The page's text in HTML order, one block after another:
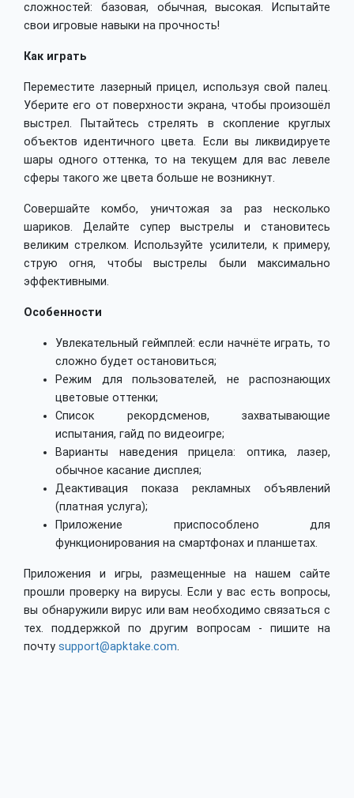
сложностей: базовая, обычная, высокая. Испытайте
свои игровые навыки на прочность!
Как играть
Переместите лазерный прицел, используя свой палец.
Уберите его от поверхности экрана, чтобы произошёл
выстрел. Пытайтесь стрелять в скопление круглых
объектов идентичного цвета. Если вы ликвидируете
шары одного оттенка, то на текущем для вас левеле
сферы такого же цвета больше не возникнут.
Совершайте комбо, уничтожая за раз несколько
шариков. Делайте супер выстрелы и становитесь
великим стрелком. Используйте усилители, к примеру,
струю огня, чтобы выстрелы были максимально
эффективными.
Особенности
Увлекательный геймплей: если начнёте играть, то
сложно будет остановиться;
Режим для пользователей, не распознающих
цветовые оттенки;
Список рекордсменов, захватывающие
испытания, гайд по видеоигре;
Варианты наведения прицела: оптика, лазер,
обычное касание дисплея;
Деактивация показа рекламных объявлений
(платная услуга);
Приложение приспособлено для
функционирования на смартфонах и планшетах.
Приложения и игры, размещенные на нашем сайте
прошли проверку на вирусы. Если у вас есть вопросы,
вы обнаружили вирус или вам необходимо связаться с
тех. поддержкой по другим вопросам - пишите на
почту support@apktake.com.